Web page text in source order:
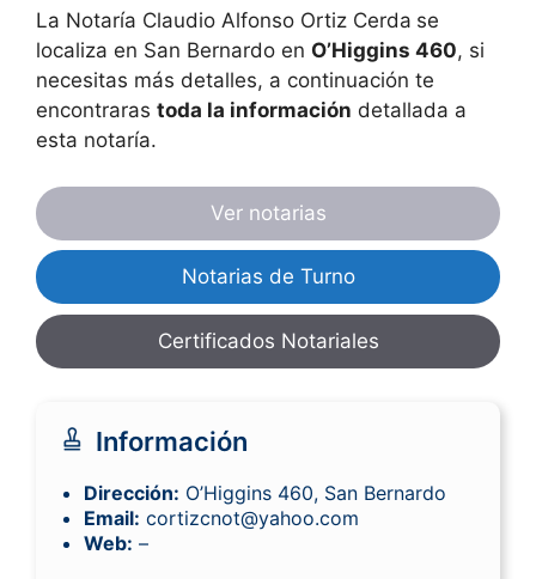
La Notaría Claudio Alfonso Ortiz Cerda se
localiza en San Bernardo en O’Higgins 460, si
necesitas más detalles, a continuación te
encontraras toda la información detallada a
esta notaría.
Ver notarias
Notarias de Turno
Certificados Notariales
Información
Dirección: O’Higgins 460, San Bernardo
Email: cortizcnot@yahoo.com
Web: –